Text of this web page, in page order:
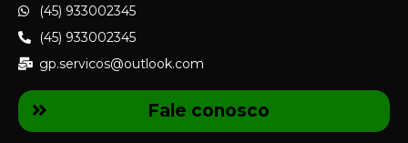
(45) 933002345
(45) 933002345
gp.servicos@outlook.com
Fale conosco